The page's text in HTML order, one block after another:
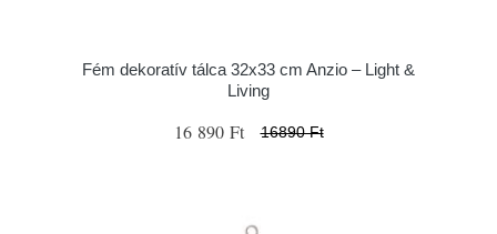
Fém dekoratív tálca 32x33 cm Anzio – Light &
Living
16 890 Ft 16890 Ft